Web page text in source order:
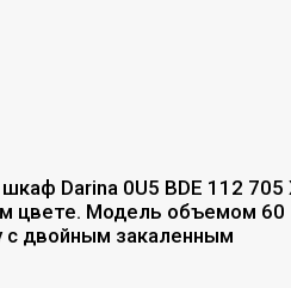
Darina 0U5 BDE 112 705
цвете. Модель объемом 60
двойным закаленным